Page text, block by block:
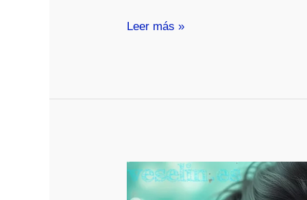
Microsoft
PC:
su
Leer más »